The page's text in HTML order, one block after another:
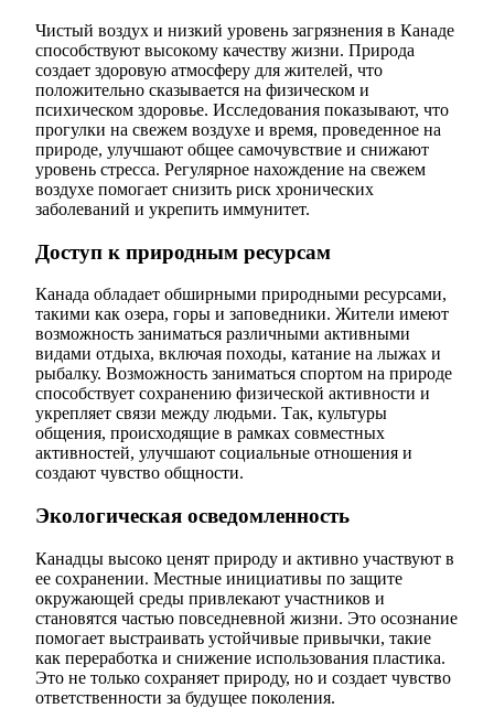
Чистый воздух и низкий уровень загрязнения в Канаде
способствуют высокому качеству жизни. Природа
создает здоровую атмосферу для жителей, что
положительно сказывается на физическом и
психическом здоровье. Исследования показывают, что
прогулки на свежем воздухе и время, проведенное на
природе, улучшают общее самочувствие и снижают
уровень стресса. Регулярное нахождение на свежем
воздухе помогает снизить риск хронических
заболеваний и укрепить иммунитет.
Доступ к природным ресурсам
Канада обладает обширными природными ресурсами,
такими как озера, горы и заповедники. Жители имеют
возможность заниматься различными активными
видами отдыха, включая походы, катание на лыжах и
рыбалку. Возможность заниматься спортом на природе
способствует сохранению физической активности и
укрепляет связи между людьми. Так, культуры
общения, происходящие в рамках совместных
активностей, улучшают социальные отношения и
создают чувство общности.
Экологическая осведомленность
Канадцы высоко ценят природу и активно участвуют в
ее сохранении. Местные инициативы по защите
окружающей среды привлекают участников и
становятся частью повседневной жизни. Это осознание
помогает выстраивать устойчивые привычки, такие
как переработка и снижение использования пластика.
Это не только сохраняет природу, но и создает чувство
ответственности за будущее поколения.